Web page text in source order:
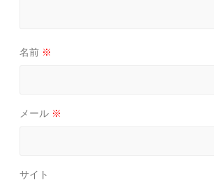
名前 ※
メール ※
サイト